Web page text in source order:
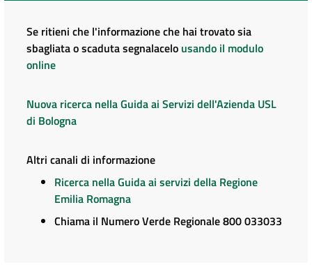
Se ritieni che l'informazione che hai trovato sia
sbagliata o scaduta segnalacelo usando il modulo
online
Nuova ricerca nella Guida ai Servizi dell'Azienda USL
di Bologna
Altri canali di informazione
Ricerca nella Guida ai servizi della Regione
Emilia Romagna
Chiama il Numero Verde Regionale 800 033033